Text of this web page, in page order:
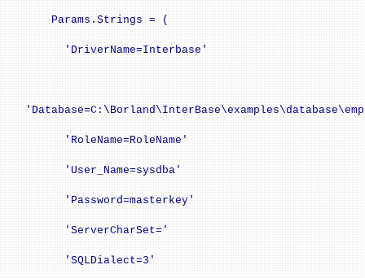
Params.Strings = (
'DriverName=Interbase'
'RoleName=RoleName'
'User_Name=sysdba'
'Password=masterkey'
'ServerCharSet='
'SQLDialect=3'